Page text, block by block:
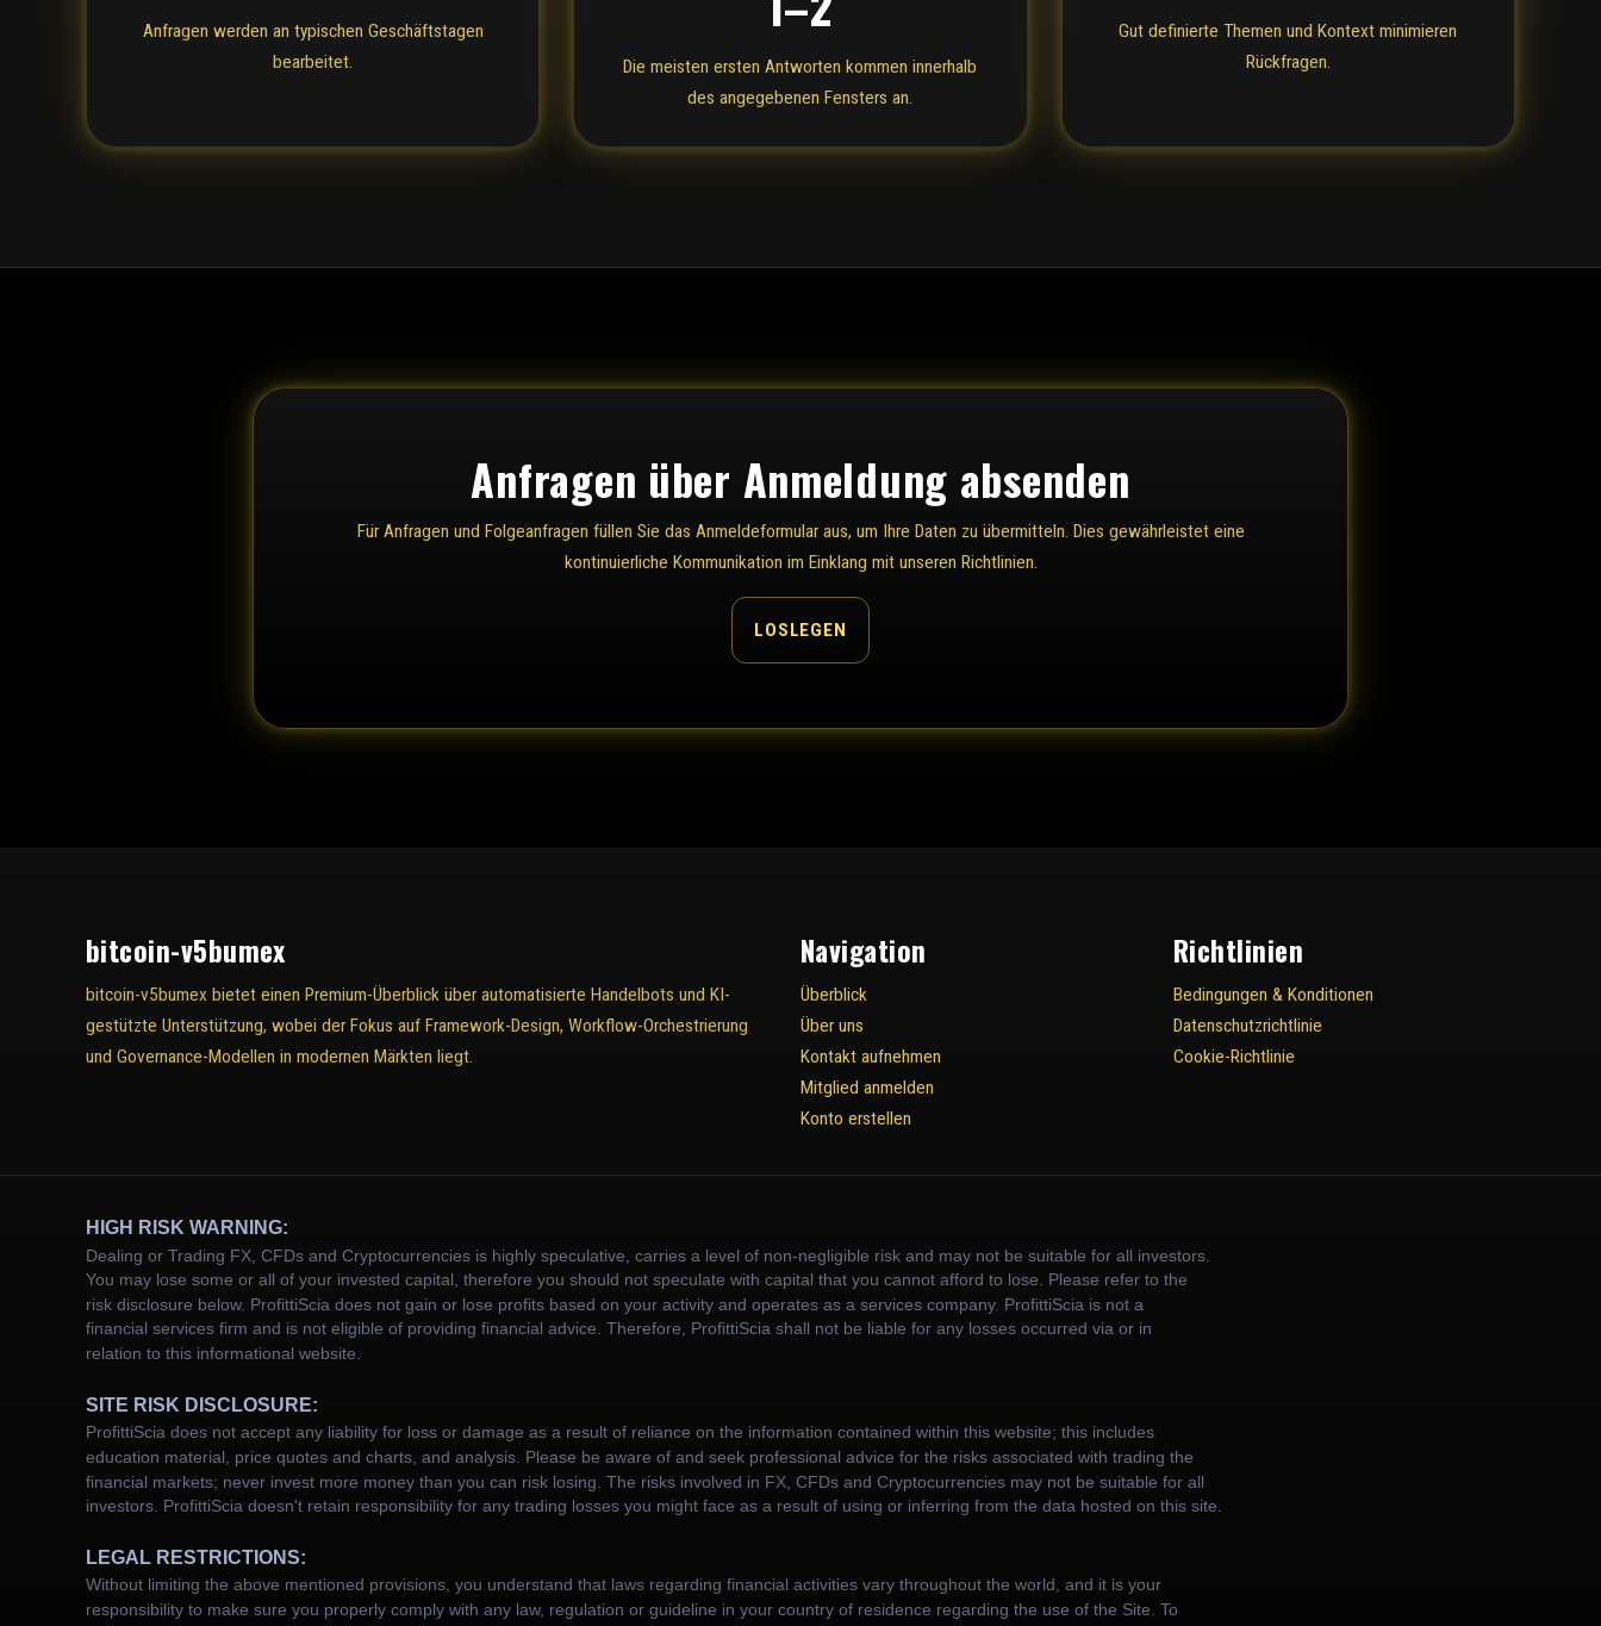
Anfragen werden an typischen Geschäftstagen
bearbeitet.
Die meisten ersten Antworten kommen innerhalb
des angegebenen Fensters an.
Gut definierte Themen und Kontext minimieren
Rückfragen.
Anfragen über Anmeldung absenden
Für Anfragen und Folgeanfragen füllen Sie das Anmeldeformular aus, um Ihre Daten zu übermitteln. Dies gewährleistet eine
kontinuierliche Kommunikation im Einklang mit unseren Richtlinien.
LOSLEGEN
bitcoin-v5bumex
bitcoin-v5bumex bietet einen Premium-Überblick über automatisierte Handelbots und KI-
gestützte Unterstützung, wobei der Fokus auf Framework-Design, Workflow-Orchestrierung
und Governance-Modellen in modernen Märkten liegt.
Navigation
Überblick
Über uns
Kontakt aufnehmen
Mitglied anmelden
Konto erstellen
Richtlinien
Bedingungen & Konditionen
Datenschutzrichtlinie
Cookie-Richtlinie